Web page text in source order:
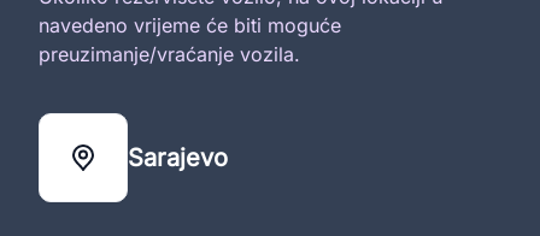
navedeno vrijeme će biti moguće
preuzimanje/vraćanje vozila.
Sarajevo